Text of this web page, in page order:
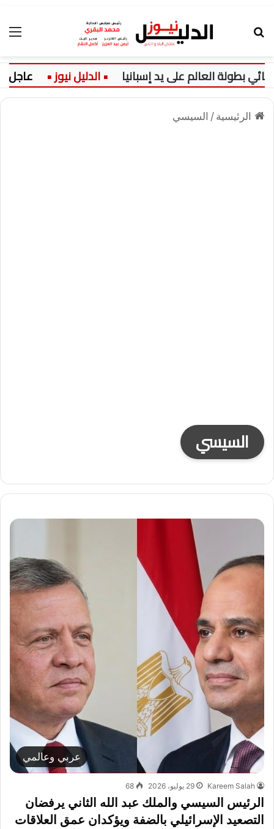
العالم على يد إسبانيا عاجل:
الرئيسية / السيسي
السيسي
عربي وعالمي
Kareem Salah 29 يوليو، 2026 68
الرئيس السيسي والملك عبد الله الثاني يرفضان
التصعيد الإسرائيلي بالضفة ويؤكدان عمق العلاقات